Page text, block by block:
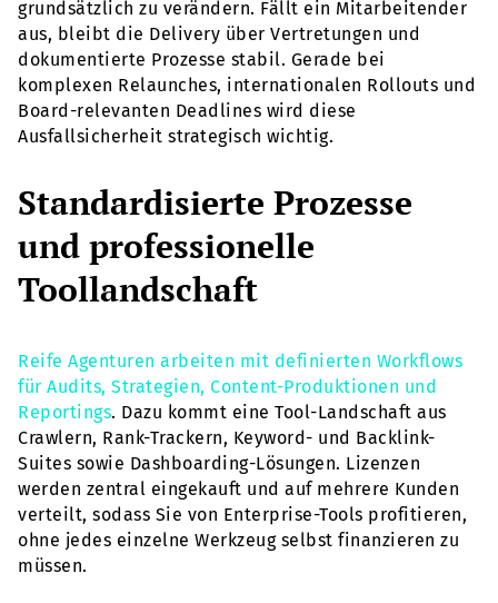
grundsätzlich zu verändern. Fällt ein Mitarbeitender
aus, bleibt die Delivery über Vertretungen und
dokumentierte Prozesse stabil. Gerade bei
komplexen Relaunches, internationalen Rollouts und
Board-relevanten Deadlines wird diese
Ausfallsicherheit strategisch wichtig.
Standardisierte Prozesse
und professionelle
Toollandschaft
Reife Agenturen arbeiten mit definierten Workflows
für Audits, Strategien, Content-Produktionen und
Reportings. Dazu kommt eine Tool-Landschaft aus
Crawlern, Rank-Trackern, Keyword- und Backlink-
Suites sowie Dashboarding-Lösungen. Lizenzen
werden zentral eingekauft und auf mehrere Kunden
verteilt, sodass Sie von Enterprise-Tools profitieren,
ohne jedes einzelne Werkzeug selbst finanzieren zu
müssen.